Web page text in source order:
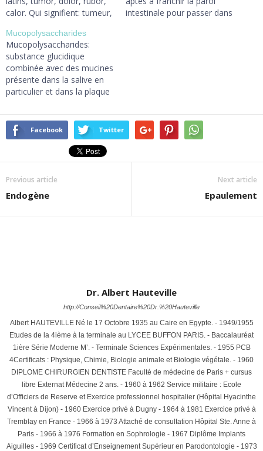
calor. Qui signifient: tumeur,
En réalité, l’inflammation est
une réaction à une
agression physique,
chimique ou bactérienne. La
réaction se fait par un afflux
des moyens de défense de
sanguine et lymphatique.
Cette…
intestinale pour passer dans
Mucopolysaccharides
Mucopolysaccharides:
substance glucidique
combinée avec des mucines
présente dans la salive en
particulier et dans la plaque
Facebook Twitter
Previous article
Endogène
Next article
Epaulement
Dr. Albert Hauteville
http://Conseil%20Dentaire%20Dr.%20Hauteville
Albert HAUTEVILLE Né le 17 Octobre 1935 au Caire en Egypte. - 1949/1955
Etudes de la 4ième à la terminale au LYCEE BUFFON PARIS. - Baccalauréat
1ière Série Moderne M’. - Terminale Sciences Expérimentales. - 1955 PCB
4Certificats : Physique, Chimie, Biologie animale et Biologie végétale. - 1960
DIPLOME CHIRURGIEN DENTISTE Faculté de médecine de Paris + cursus
libre Externat Médecine 2 ans. - 1960 à 1962 Service militaire : Ecole
d’Officiers de Reserve et Exercice professionnel hospitalier (Hôpital Hyacinthe
Vincent à Dijon) - 1960 Exercice privé à Dugny - 1964 à 1981 Exercice privé à
Tremblay en France - 1966 à 1973 Attaché de consultation Hôpital Ste. Anne à
Paris - 1966 à 1976 Formation en Sophrologie - 1967 Diplôme Implants
Aiguilles - 1969 Certificat d’Enseignement Supérieur en Parodontologie - 1973